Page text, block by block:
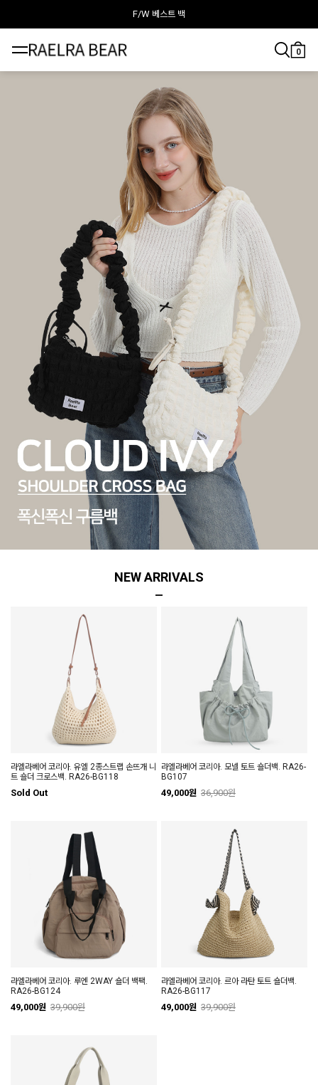
F/W 베스트 백
0
NEW ARRIVALS
라엘라베어 코리아. 유엘 2종스트랩 손뜨개 니
트 숄더 크로스백. RA26-BG118
Sold Out
라엘라베어 코리아. 모넬 토트 숄더백. RA26-
BG107
49,000원 36,900원
라엘라베어 코리아. 루엔 2WAY 숄더 백팩.
RA26-BG124
49,000원 39,900원
라엘라베어 코리아. 르아 라탄 토트 숄더백.
RA26-BG117
49,000원 39,900원